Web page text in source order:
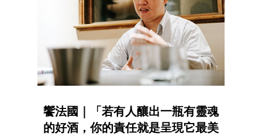
饗法國｜「若有人釀出一瓶有靈魂
的好酒，你的責任就是呈現它最美